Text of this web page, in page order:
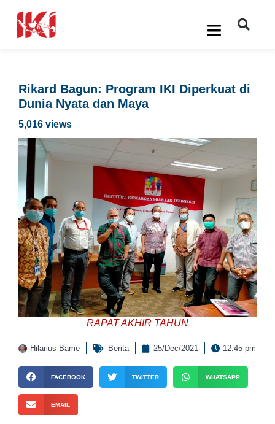
Rikard Bagun: Program IKI Diperkuat di
Dunia Nyata dan Maya
5,016 views
RAPAT AKHIR TAHUN
Hilarius Bame Berita 25/Dec/2021 12:45 pm
FACEBOOK TWITTER WHATSAPP
EMAIL